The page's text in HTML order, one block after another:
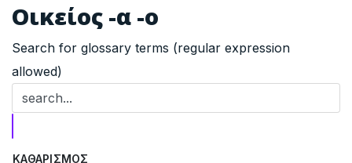
Οικείος -α -ο
Search for glossary terms (regular expression
allowed)